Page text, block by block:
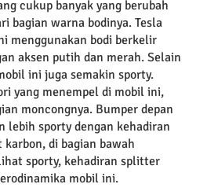
cukup banyak yang berubah
bagian warna bodinya. Tesla
menggunakan bodi berkelir
aksen putih dan merah. Selain
ini juga semakin sporty.
yang menempel di mobil ini,
moncongnya. Bumper depan
lebih sporty dengan kehadiran
di bagian bawah
sporty, kehadiran splitter
mobil ini.